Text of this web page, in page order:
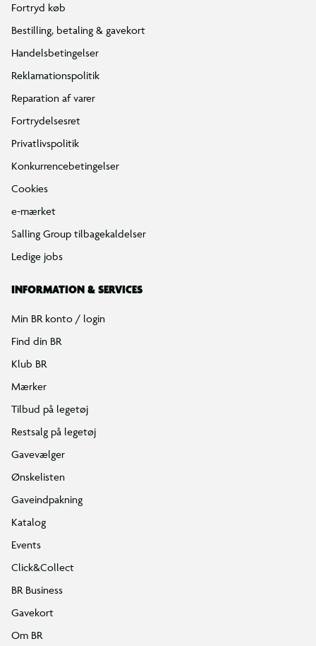
Fortryd køb
Bestilling, betaling & gavekort
Handelsbetingelser
Reklamationspolitik
Reparation af varer
Fortrydelsesret
Privatlivspolitik
Konkurrencebetingelser
Cookies
e-mærket
Salling Group tilbagekaldelser
Ledige jobs
INFORMATION & SERVICES
Min BR konto / login
Find din BR
Klub BR
Mærker
Tilbud på legetøj
Restsalg på legetøj
Gavevælger
Ønskelisten
Gaveindpakning
Katalog
Events
Click&Collect
BR Business
Gavekort
Om BR